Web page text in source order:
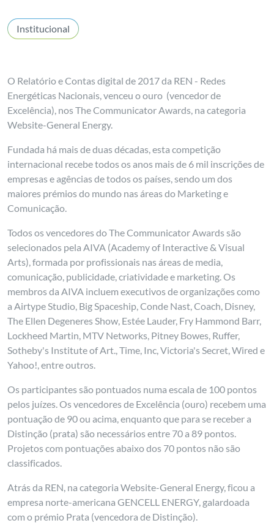
Institucional
O Relatório e Contas digital de 2017 da REN - Redes
Energéticas Nacionais, venceu o ouro (vencedor de
Excelência), nos The Communicator Awards, na categoria
Website-General Energy.
Fundada há mais de duas décadas, esta competição
internacional recebe todos os anos mais de 6 mil inscrições de
empresas e agências de todos os países, sendo um dos
maiores prémios do mundo nas áreas do Marketing e
Comunicação.
Todos os vencedores do The Communicator Awards são
selecionados pela AIVA (Academy of Interactive & Visual
Arts), formada por profissionais nas áreas de media,
comunicação, publicidade, criatividade e marketing. Os
membros da AIVA incluem executivos de organizações como
a Airtype Studio, Big Spaceship, Conde Nast, Coach, Disney,
The Ellen Degeneres Show, Estée Lauder, Fry Hammond Barr,
Lockheed Martin, MTV Networks, Pitney Bowes, Ruffer,
Sotheby's Institute of Art., Time, Inc, Victoria's Secret, Wired e
Yahoo!, entre outros.
Os participantes são pontuados numa escala de 100 pontos
pelos juízes. Os vencedores de Excelência (ouro) recebem uma
pontuação de 90 ou acima, enquanto que para se receber a
Distinção (prata) são necessários entre 70 a 89 pontos.
Projetos com pontuações abaixo dos 70 pontos não são
classificados.
Atrás da REN, na categoria Website-General Energy, ficou a
empresa norte-americana GENCELL ENERGY, galardoada
com o prémio Prata (vencedora de Distinção).